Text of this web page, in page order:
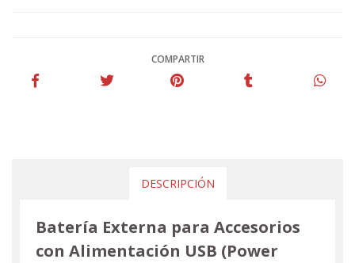
COMPARTIR
DESCRIPCIÓN
Batería Externa para Accesorios
con Alimentación USB (Power